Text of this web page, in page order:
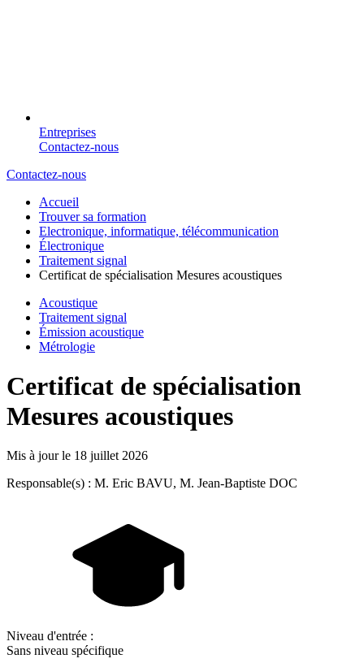
Entreprises
Contactez-nous
Contactez-nous
Accueil
Trouver sa formation
Electronique, informatique, télécommunication
Électronique
Traitement signal
Certificat de spécialisation Mesures acoustiques
Acoustique
Traitement signal
Émission acoustique
Métrologie
Certificat de spécialisation
Mesures acoustiques
Mis à jour le 18 juillet 2026
Responsable(s) : M. Eric BAVU, M. Jean-Baptiste DOC
Niveau d'entrée :
Sans niveau spécifique